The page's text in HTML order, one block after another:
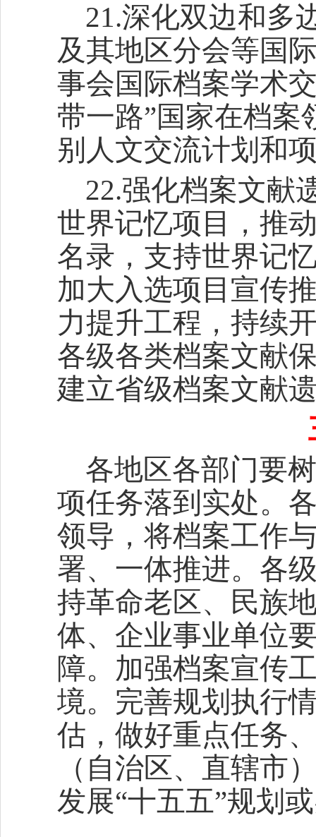
21.深化双边和多
及其地区分会等国
事会国际档案学术
带一路”国家在档案
别人文交流计划和
22.强化档案文献
世界记忆项目，推
名录，支持世界记
加大入选项目宣传
力提升工程，持续
各级各类档案文献
建立省级档案文献
各地区各部门要
项任务落到实处。
领导，将档案工作
署、一体推进。各
持革命老区、民族
体、企业事业单位
障。加强档案宣传
境。完善规划执行
估，做好重点任务
（自治区、直辖市
发展“十五五”规划